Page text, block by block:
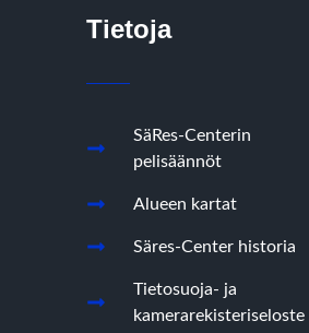
Tietoja
SäRes-Centerin
pelisäännöt
Alueen kartat
Säres-Center historia
Tietosuoja- ja
kamerarekisteriseloste